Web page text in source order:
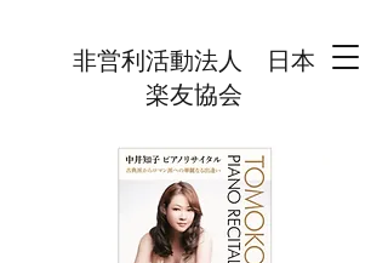
非営利活動法人 日本
楽友協会